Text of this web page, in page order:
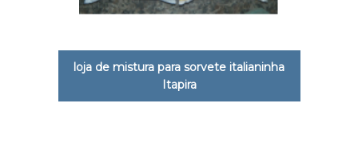
loja de mistura para sorvete italianinha
Itapira